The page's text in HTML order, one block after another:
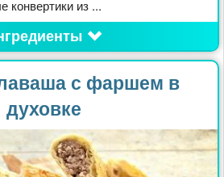
конвертики из ...
с фаршем в
духовке